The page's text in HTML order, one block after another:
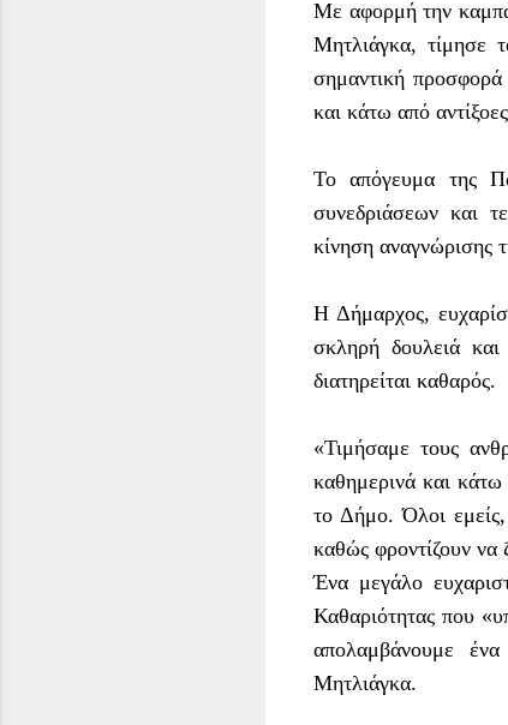
Με αφορμή την
Μητλιάγκα, τίμησε
σημαντική
και κάτω από
Το απόγευμα της
συνεδριάσεων και
κίνηση αναγνώρισης
Η Δήμαρχος,
σκληρή δουλειά
διατηρείται καθαρός.
«Τιμήσαμε τους
καθημερινά και κάτω
το Δήμο. Όλοι
καθώς φροντίζουν να
Ένα μεγάλο
Καθαριότητας που
απολαμβάνουμε
Μητλιάγκα.